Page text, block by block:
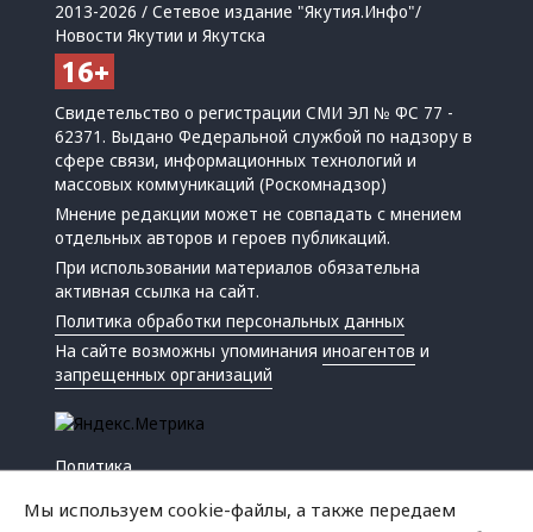
2013-2026 / Сетевое издание "Якутия.Инфо"/
Новости Якутии и Якутска
Свидетельство о регистрации СМИ ЭЛ № ФС 77 -
62371. Выдано Федеральной службой по надзору в
сфере связи, информационных технологий и
массовых коммуникаций (Роскомнадзор)
Мнение редакции может не совпадать с мнением
отдельных авторов и героев публикаций.
При использовании материалов обязательна
активная ссылка на сайт.
Политика обработки персональных данных
На сайте возможны упоминанияиноагентов и
запрещенных организаций
Политика
Мы используем cookie-файлы, а также передаем